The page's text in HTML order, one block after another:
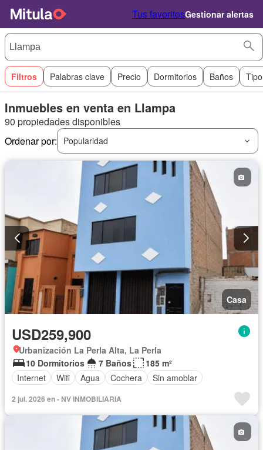
Tus favoritosGestionar alertas
Filtros Palabras clave Precio Dormitorios Baños
Inmuebles en venta en Llampa
90 propiedades disponibles
Ordenar por:
Popularidad
Casa
USD259,900
Urbanización La Perla Alta, La Perla
10 Dormitorios
7 Baños
185 m²
Internet
Wifi Agua Cochera Sin amoblar
2 jul. 2026 en - NV INMOBILIARIA